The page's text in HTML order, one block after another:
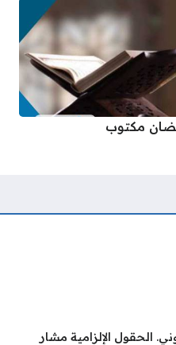
مكتوب
الحقول الإلزامية مشار